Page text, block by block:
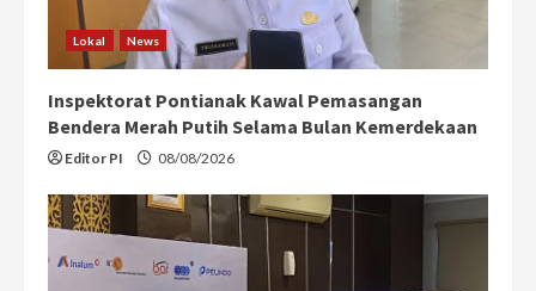
Lokal News
Inspektorat Pontianak Kawal Pemasangan
Bendera Merah Putih Selama Bulan Kemerdekaan
Editor PI 08/08/2026